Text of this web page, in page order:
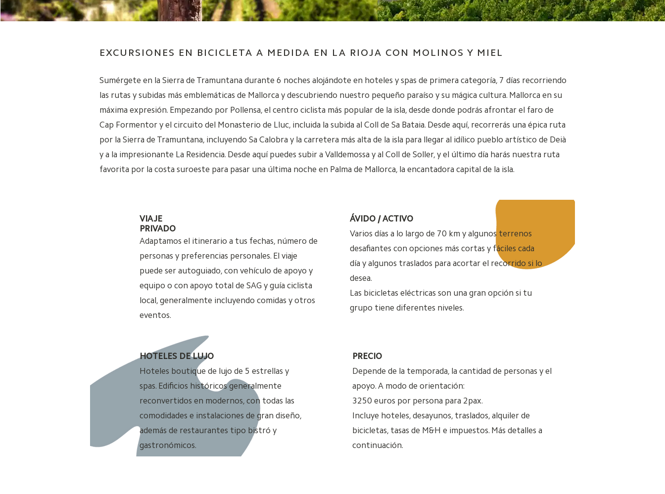
EXCURSIONES EN BICICLETA A MEDIDA EN LA RIOJA CON MOLINOS Y MIEL
Sumérgete en la Sierra de Tramuntana durante 6 noches alojándote en hoteles y spas de primera categoría, 7 días recorriendo
las rutas y subidas más emblemáticas de Mallorca y descubriendo nuestro pequeño paraíso y su mágica cultura. Mallorca en su
máxima expresión. Empezando por Pollensa, el centro ciclista más popular de la isla, desde donde podrás afrontar el faro de
Cap Formentor y el circuito del Monasterio de Lluc, incluida la subida al Coll de Sa Bataia. Desde aquí, recorrerás una épica ruta
por la Sierra de Tramuntana, incluyendo Sa Calobra y la carretera más alta de la isla para llegar al idílico pueblo artístico de Deià
y a la impresionante La Residencia. Desde aquí puedes subir a Valldemossa y al Coll de Soller, y el último día harás nuestra ruta
favorita por la costa suroeste para pasar una última noche en Palma de Mallorca, la encantadora capital de la isla.
VIAJE
PRIVADO
Adaptamos el itinerario a tus fechas, número de
personas y preferencias personales. El viaje
puede ser autoguiado, con vehículo de apoyo y
equipo o con apoyo total de SAG y guía ciclista
local, generalmente incluyendo comidas y otros
eventos.
HOTELES DE LUJO
Hoteles boutique de lujo de 5 estrellas y
spas. Edificios históricos generalmente
reconvertidos en modernos, con todas las
comodidades e instalaciones de gran diseño,
además de restaurantes tipo bistró y
gastronómicos.
ÁVIDO / ACTIVO
Varios días a lo largo de 70 km y algunos terrenos
desafiantes con opciones más cortas y fáciles cada
día y algunos traslados para acortar el recorrido si lo
desea.
Las bicicletas eléctricas son una gran opción si tu
grupo tiene diferentes niveles.
PRECIO
Depende de la temporada, la cantidad de personas y el
apoyo. A modo de orientación:
3250 euros por persona para 2pax.
Incluye hoteles, desayunos, traslados, alquiler de
bicicletas, tasas de M&H e impuestos. Más detalles a
continuación.